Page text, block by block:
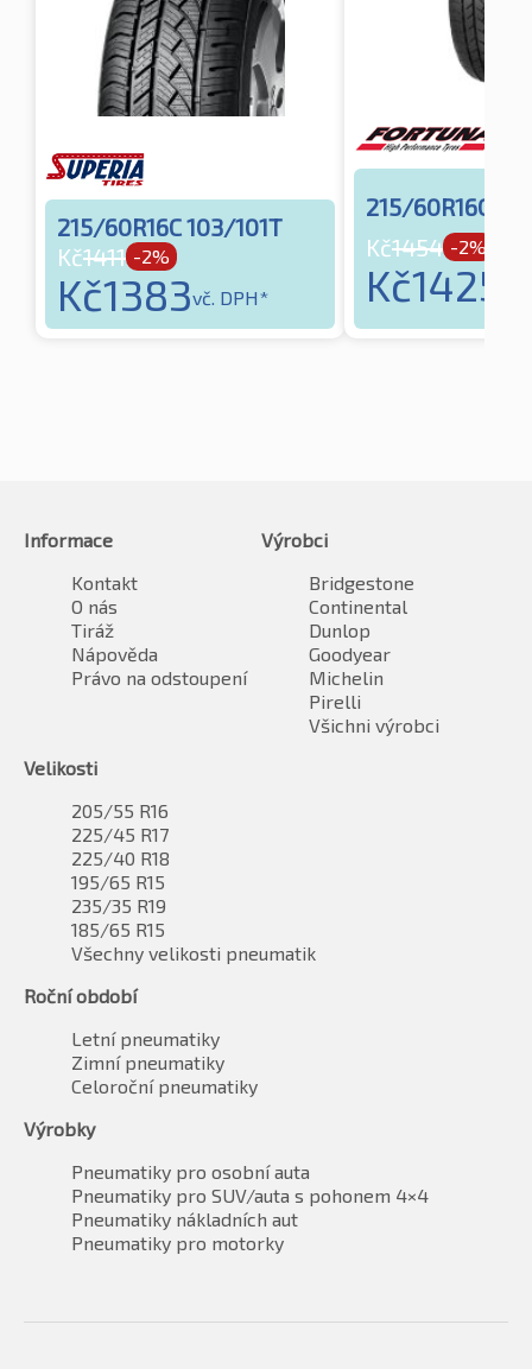
215/60R16C 103/101T
Kč1411 -2%
Kč1383vč. DPH*
215/60R16C
Kč1454 -2%
Kč1425
Informace
Kontakt
O nás
Tiráž
Nápověda
Právo na odstoupení
Výrobci
Bridgestone
Continental
Dunlop
Goodyear
Michelin
Pirelli
Všichni výrobci
Velikosti
205/55 R16
225/45 R17
225/40 R18
195/65 R15
235/35 R19
185/65 R15
Všechny velikosti pneumatik
Roční období
Letní pneumatiky
Zimní pneumatiky
Celoroční pneumatiky
Výrobky
Pneumatiky pro osobní auta
Pneumatiky pro SUV/auta s pohonem 4×4
Pneumatiky nákladních aut
Pneumatiky pro motorky